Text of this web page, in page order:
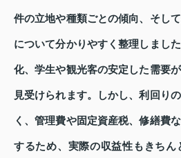
件の立地や種類ごとの傾向、そし
について分かりやすく整理しまし
化、学生や観光客の安定した需要
見受けられます。しかし、利回り
く、管理費や固定資産税、修繕費
するため、実際の収益性もきちん